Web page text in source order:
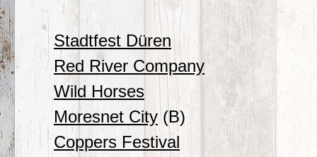
Stadtfest Düren
Red River Company
Wild Horses
Moresnet City (B)
Coppers Festival